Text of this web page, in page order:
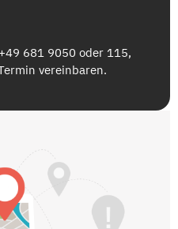
681 9050 oder 115,
vereinbaren.